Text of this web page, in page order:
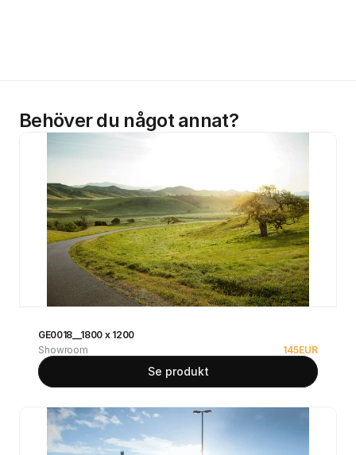
Behöver du något annat?
GE0018__1800 x 1200
Showroom
145EUR
Se produkt